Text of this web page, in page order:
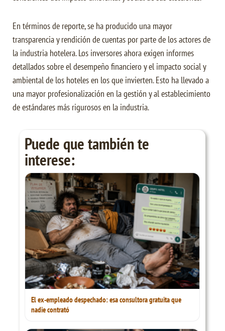
En términos de reporte, se ha producido una mayor
transparencia y rendición de cuentas por parte de los actores de
la industria hotelera. Los inversores ahora exigen informes
detallados sobre el desempeño financiero y el impacto social y
ambiental de los hoteles en los que invierten. Esto ha llevado a
una mayor profesionalización en la gestión y al establecimiento
de estándares más rigurosos en la industria.
Puede que también te
interese:
El ex-empleado despechado: esa consultora gratuita que
nadie contrató